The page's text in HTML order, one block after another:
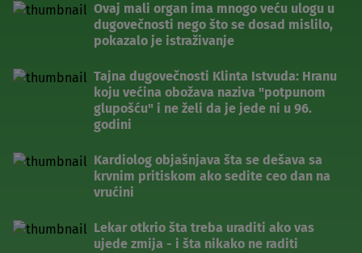
Ovaj mali organ ima mnogo veću ulogu u
dugovečnosti nego što se dosad mislilo,
pokazalo je istraživanje
Tajna dugovečnosti Klinta Istvuda: Hranu
koju većina obožava naziva "potpunom
glupošću" i ne želi da je jede ni u 96.
godini
Kardiolog objašnjava šta se dešava sa
krvnim pritiskom ako sedite ceo dan na
vrućini
Lekar otkrio šta treba uraditi ako vas
ujede zmija - i šta nikako ne raditi